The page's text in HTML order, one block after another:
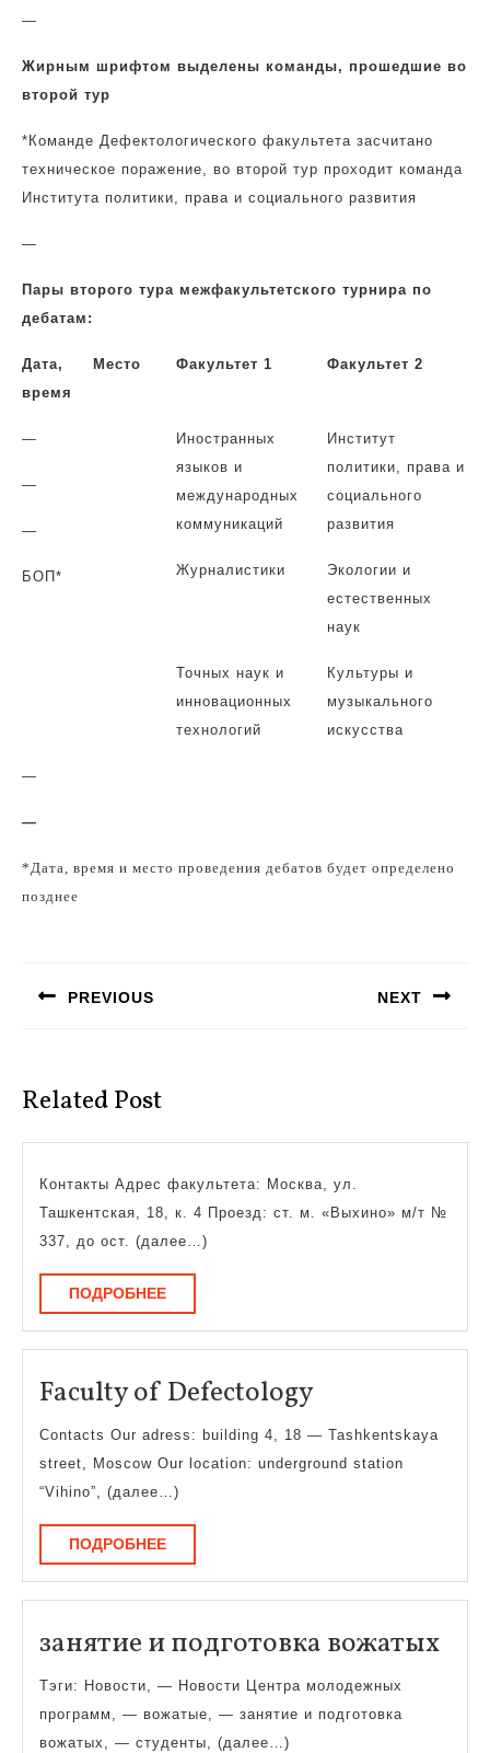
—
Жирным шрифтом выделены команды, прошедшие во
второй тур
*Команде Дефектологического факультета засчитано
техническое поражение, во второй тур проходит команда
Института политики, права и социального развития
—
Пары второго тура межфакультетского турнира по
дебатам:
Дата,
время
Место Факультет 1 Факультет 2
—
—
—
БОП*
Иностранных
языков и
международных
коммуникаций
Институт
политики, права и
социального
развития
Журналистики
Экологии и
естественных
наук
Точных наук и
инновационных
технологий
Культуры и
музыкального
искусства
—
—
*Дата, время и место проведения дебатов будет определено
позднее
записям
PREVIOUS NEXT
Related Post
Контакты Адрес факультета: Москва, ул.
Ташкентская, 18, к. 4 Проезд: ст. м. «Выхино» м/т №
337, до ост. (далее…)
ПОДРОБНЕЕПОДРОБНЕЕ
Faculty of DefectologyFaculty
of
Defectology
Contacts Our adress: building 4, 18 — Tashkentskaya
street, Moscow Our location: underground station
“Vihino”, (далее…)
ПОДРОБНЕЕПОДРОБНЕЕ
занятие и подготовка вожатых
Тэги: Новости, — Новости Центра молодежных
программ, — вожатые, — занятие и подготовка
вожатых, — студенты, (далее…)